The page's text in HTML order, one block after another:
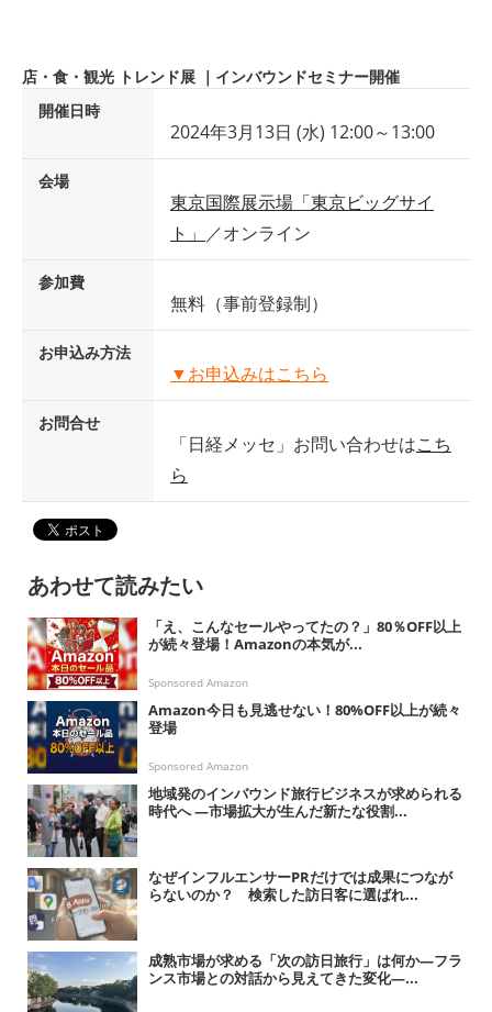
店・食・観光 トレンド展 ｜インバウンドセミナー開催
開催日時
2024年3月13日 (水) 12:00～13:00
会場
東京国際展示場「東京ビッグサイ
ト」 ／オンライン
参加費
無料（事前登録制）
お申込み方法
▼お申込みはこちら
お問合せ
「日経メッセ」お問い合わせはこち
ら
あわせて読みたい
「え、こんなセールやってたの？」80％OFF以上
が続々登場！Amazonの本気が...
Sponsored Amazon
Amazon今日も見逃せない！80%OFF以上が続々
登場
Sponsored Amazon
地域発のインバウンド旅行ビジネスが求められる
時代へ ―市場拡大が生んだ新たな役割...
なぜインフルエンサーPRだけでは成果につなが
らないのか？ 検索した訪日客に選ばれ...
成熟市場が求める「次の訪日旅行」は何か―フラ
ンス市場との対話から見えてきた変化―...